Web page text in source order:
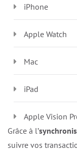
iPhone
Apple Watch
Mac
iPad
Apple Vision
Grâce à l’
suivre vos